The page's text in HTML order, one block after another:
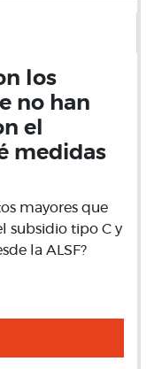
los
no han
el
medidas
mayores que
subsidio tipo C y
la ALSF?